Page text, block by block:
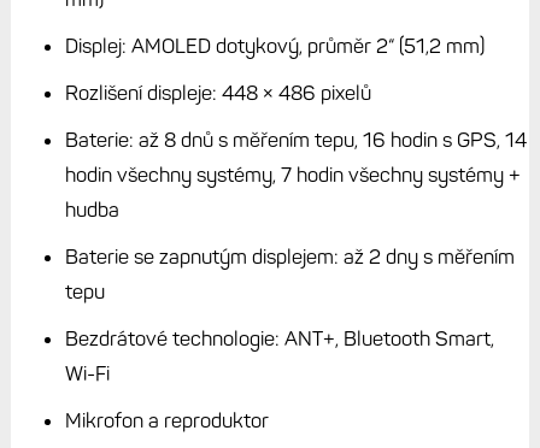
tak volím jednoznačně Forerunnery 970, které sice nemají
ani obří displej, ani nějaký líbivý design, ale nabídnou delší
výdrž než Venu 4, mají mapy, navigaci i tlačítka. Pro mě
zkrátka Venu 4 nejsou, i když se se moc snažím a vydržel
jsem s nimi týden. Kdyby Garmin nabídl něco jako FR
X970, tedyhranaté Venu X1 s tlačítky a vyšším profilem s
luxus.
Forerunnery 970. Lehké, tenké, čitelné, nabité funkcemi